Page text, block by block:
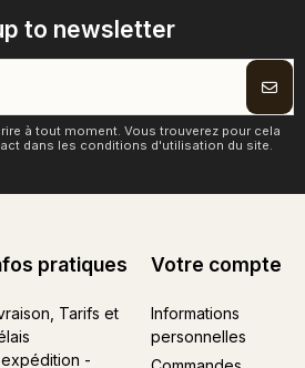
to newsletter
à tout moment. Vous trouverez pour cela
pratiques
Tarifs et
Votre compte
Informations
personnelles